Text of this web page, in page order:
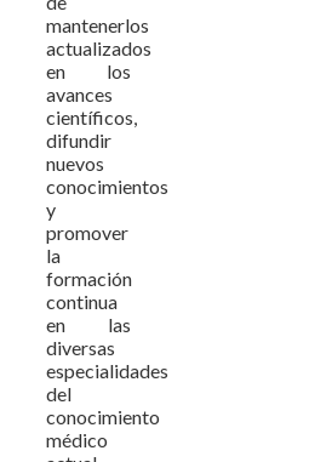
mantenerlos
actualizados
en los
avances
científicos,
difundir
nuevos
conocimientos
y
promover
la
formación
continua
en las
diversas
especialidades
del
conocimiento
médico